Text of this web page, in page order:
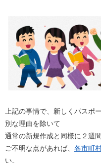
上記の事情で、新しくパスポ
別な理由を除いて
通常の新規作成と同様に２週
ご不明な点があれば、 各市町
い。